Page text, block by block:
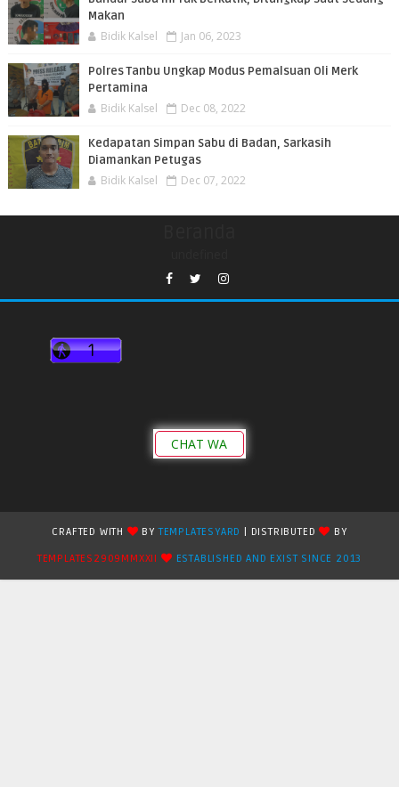
Makan
Bidik Kalsel Jan 06, 2023
Polres Tanbu Ungkap Modus Pemalsuan Oli Merk
Pertamina
Bidik Kalsel Dec 08, 2022
Kedapatan Simpan Sabu di Badan, Sarkasih
Diamankan Petugas
Bidik Kalsel Dec 07, 2022
CHAT WA
CRAFTED WITH BYTEMPLATESYARD | DISTRIBUTED
BY
TEMPLATES2909MMXXII
ESTABLISHED AND EXIST SINCE 2013